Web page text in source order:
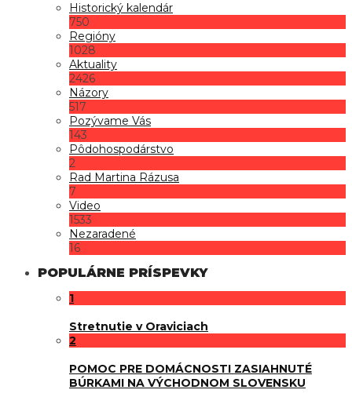
Historický kalendár
750
Regióny
1028
Aktuality
2426
Názory
517
Pozývame Vás
143
Pôdohospodárstvo
2
Rad Martina Rázusa
7
Video
1533
Nezaradené
16
POPULÁRNE PRÍSPEVKY
1
Stretnutie v Oraviciach
2
POMOC PRE DOMÁCNOSTI ZASIAHNUTÉ
BÚRKAMI NA VÝCHODNOM SLOVENSKU